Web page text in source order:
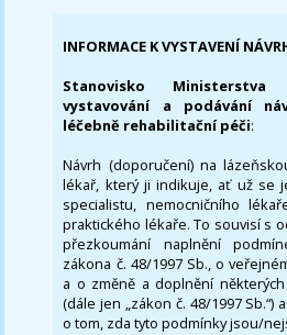
INFORMACE K VYSTAVENÍ
Stanovisko
vystavování a podávání
léčebně rehabilitační péči:
Návrh (doporučení) na
lékař, který ji indikuje, ať už se
specialistu, nemocničního
praktického lékaře. To souvisí s
přezkoumání naplnění
zákona č. 48/1997 Sb., o
a o změně a doplnění
(dále jen „zákon č. 48/1997 Sb.“)
o tom, zda tyto podmínky jsou/